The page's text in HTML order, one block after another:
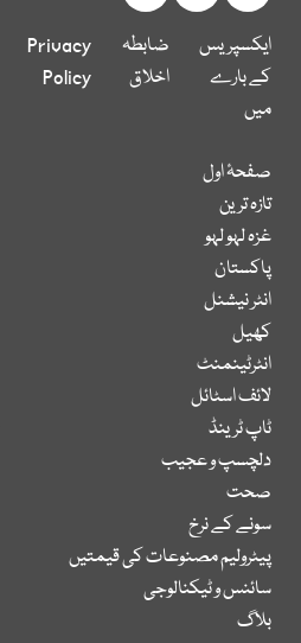
ایکسپریس
کے بارے
میں
ضابطہ
اخلاق
Privacy
Policy
صفحۂ اول
تازہ ترین
غزہ لہو لہو
پاکستان
انٹر نیشنل
کھیل
انٹرٹینمنٹ
لائف اسٹائل
ٹاپ ٹرینڈ
دلچسپ و عجیب
صحت
سونے کے نرخ
پیٹرولیم مصنوعات کی قیمتیں
سائنس و ٹیکنالوجی
بلاگ